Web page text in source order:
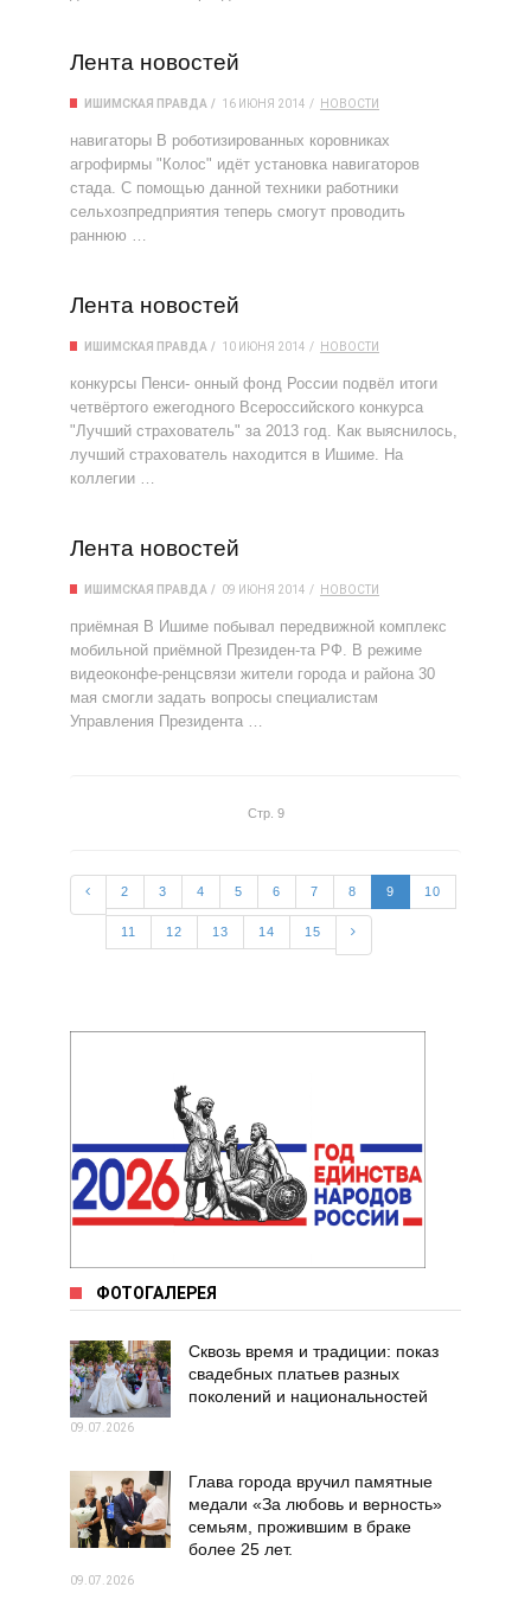
Лента новостей
ИШИМСКАЯ ПРАВДА 16 ИЮНЯ 2014 НОВОСТИ
навигаторы В роботизированных коровниках
агрофирмы "Колос" идёт установка навигаторов
стада. С помощью данной техники работники
сельхозпредприятия теперь смогут проводить
раннюю …
Лента новостей
ИШИМСКАЯ ПРАВДА 10 ИЮНЯ 2014 НОВОСТИ
конкурсы Пенси- онный фонд России подвёл итоги
четвёртого ежегодного Всероссийского конкурса
"Лучший страхователь" за 2013 год. Как выяснилось,
лучший страхователь находится в Ишиме. На
коллегии …
Лента новостей
ИШИМСКАЯ ПРАВДА 09 ИЮНЯ 2014 НОВОСТИ
приёмная В Ишиме побывал передвижной комплекс
мобильной приёмной Президен-та РФ. В режиме
видеоконфе-ренцсвязи жители города и района 30
мая смогли задать вопросы специалистам
Управления Президента …
Стр. 9
2 3 4 5 6 7 8 9 10
11 12 13 14 15
ФОТОГАЛЕРЕЯ
Сквозь время и традиции: показ
свадебных платьев разных
поколений и национальностей
09.07.2026
Глава города вручил памятные
медали «За любовь и верность»
семьям, прожившим в браке
более 25 лет.
09.07.2026